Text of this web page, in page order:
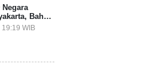
Negara
Bahas
WIB